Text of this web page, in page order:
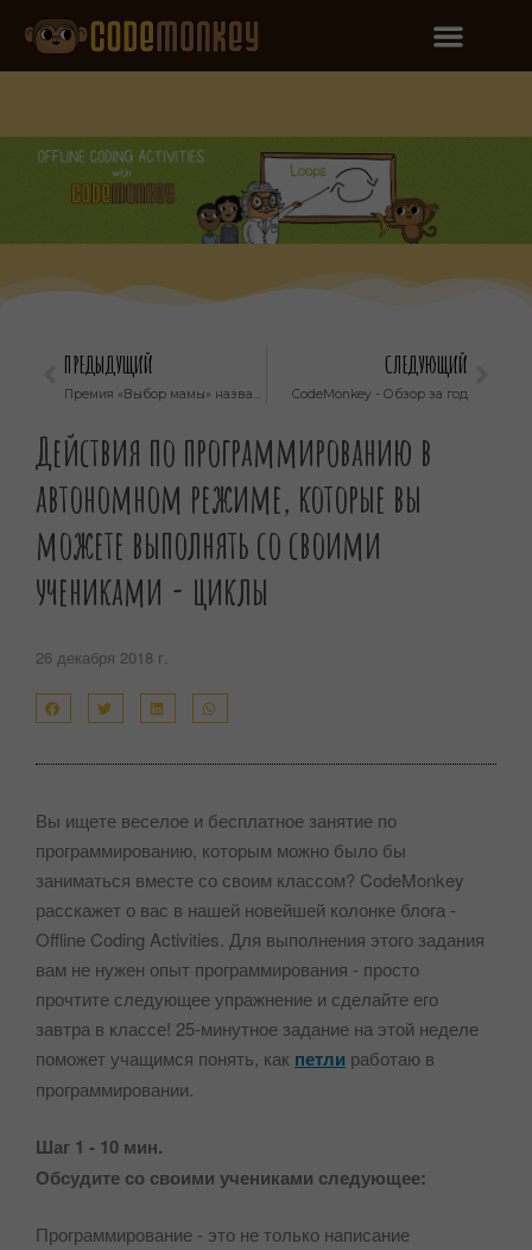
ПРЕДЫДУЩИЙ
Премия «Выбор мамы» назвала Coding Adventure одним из лучших продуктов для семейного отдыха
СЛЕДУЮЩИЙ
CodeMonkey - Обзор за год
Действия по программированию в
автономном режиме, которые вы
можете выполнять со своими
учениками - циклы
26 декабря 2018 г.
Вы ищете веселое и бесплатное занятие по
программированию, которым можно было бы
заниматься вместе со своим классом? CodeMonkey
расскажет о вас в нашей новейшей колонке блога -
Offline Coding Activities. Для выполнения этого задания
вам не нужен опыт программирования - просто
прочтите следующее упражнение и сделайте его
завтра в классе! 25-минутное задание на этой неделе
поможет учащимся понять, как петли работаю в
программировании.
Шаг 1 - 10 мин.
Обсудите со своими учениками следующее:
Программирование - это не только написание